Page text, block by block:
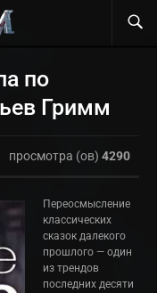
по
Гримм
просмотра (ов) 4290
Переосмысление
классических
сказок далекого
прошлого — один
из трендов
последних десяти